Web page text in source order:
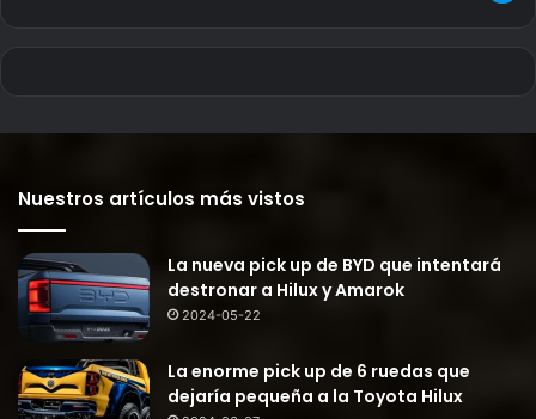
Nuestros artículos más vistos
La nueva pick up de BYD que intentará
destronar a Hilux y Amarok
2024-05-22
La enorme pick up de 6 ruedas que
dejaría pequeña a la Toyota Hilux